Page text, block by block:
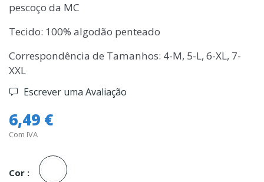
pescoço da MC
Tecido: 100% algodão penteado
Correspondência de Tamanhos: 4-M, 5-L, 6-XL, 7-
XXL
Escrever uma Avaliação
6,49 €
Com IVA
Cor :
Branco